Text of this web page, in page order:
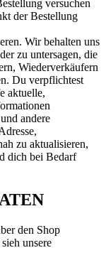
versuchen
der Bestellung
Wir behalten uns
zu untersagen, die
Wiederverkäufern
Du verpflichtest
aktuelle,
andere
zu aktualisieren,
dich bei Bedarf
den Shop
unsere